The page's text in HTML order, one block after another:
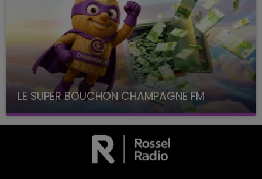
LE SUPER BOUCHON CHAMPAGNE FM
avec La Famille Champagne FM, à 8H10